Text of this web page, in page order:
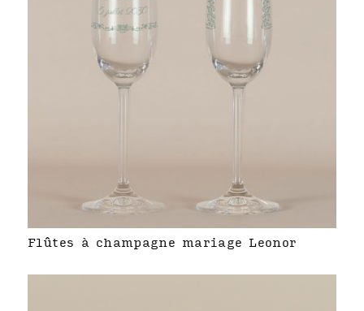
Flûtes à champagne mariage Leonor